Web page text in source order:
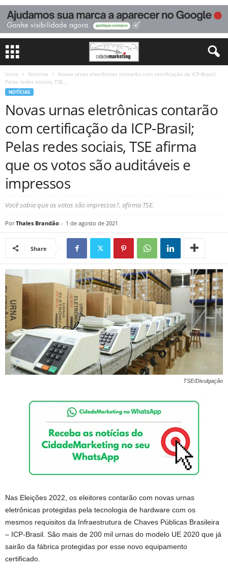
Início Notícias
Novas urnas eletrônicas contarão com certificação da ICP-Brasil;
Pelas redes sociais, TSE...
NOTÍCIAS
Novas urnas eletrônicas contarão
com certificação da ICP-Brasil;
Pelas redes sociais, TSE afirma
que os votos são auditáveis e
impressos
Você sabia que os votos são impressos?, afirma TSE.
Por Thales Brandão - 1 de agosto de 2021
Share
TSE/Divulgação
Nas Eleições 2022, os eleitores contarão com novas urnas
eletrônicas protegidas pela tecnologia de hardware com os
mesmos requisitos da Infraestrutura de Chaves Públicas Brasileira
– ICP-Brasil. São mais de 200 mil urnas do modelo UE 2020 que já
sairão da fábrica protegidas por esse novo equipamento
certificado.